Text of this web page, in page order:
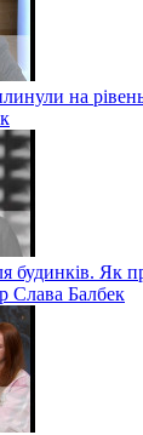
на
будинків. Як
Слава Балбек